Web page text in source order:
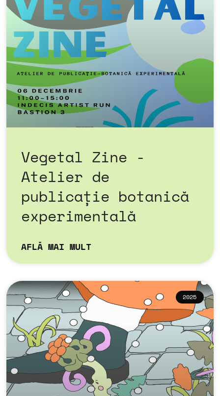
Vegetal Zine -
Atelier de
publicație botanică
experimentală
AFLĂ MAI MULT
2025